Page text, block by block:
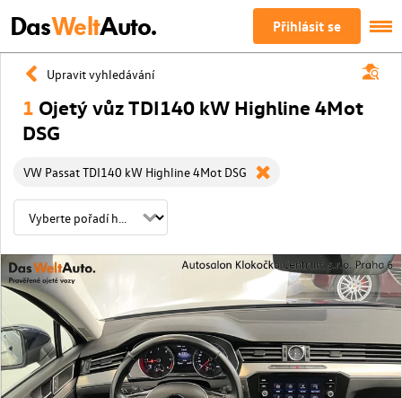
DasWeltAuto. Přihlásit se
Upravit vyhledávání
1 Ojetý vůz TDI140 kW Highline 4Mot
DSG
VW Passat TDI140 kW Highline 4Mot DSG